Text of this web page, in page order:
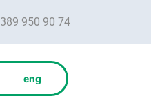
950 90 74
eng